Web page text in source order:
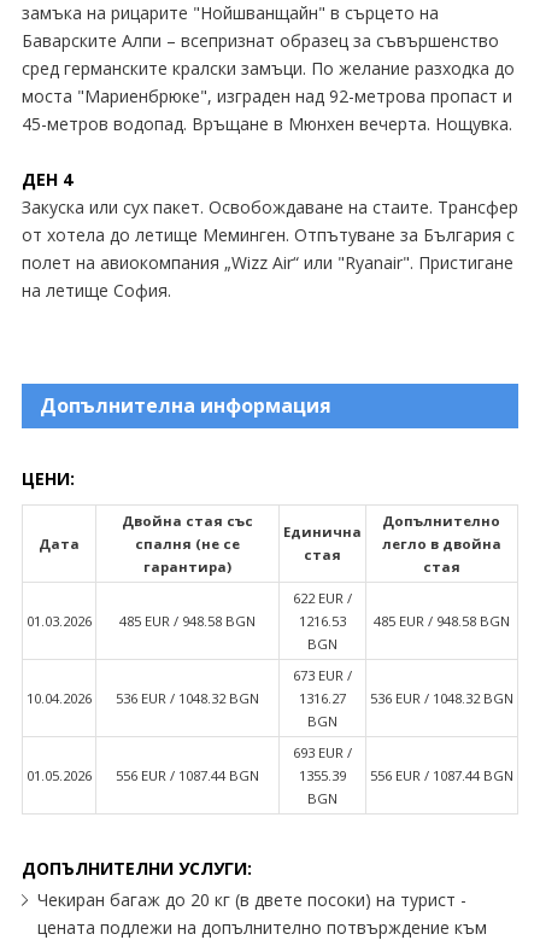
замъка на рицарите "Нойшванщайн" в сърцето на
Баварските Алпи – всепризнат образец за съвършенство
сред германските кралски замъци. По желание разходка до
моста "Мариенбрюке", изграден над 92-метрова пропаст и
45-метров водопад. Връщане в Мюнхен вечерта. Нощувка.
ДЕН 4
Закуска или сух пакет. Освобождаване на стаите. Tрансфер
от хотела до летище Меминген. Отпътуване за България с
полет на авиокомпания „Wizz Air“ или "Ryanair". Пристигане
на летище София.
Допълнителна информация
ЦЕНИ:
Дата
Двойна стая със
спалня (не се
гарантира)
Единична
стая
Допълнително
легло в двойна
стая
01.03.2026 485 EUR / 948.58 BGN
622 EUR /
1216.53
BGN
485 EUR / 948.58 BGN
10.04.2026 536 EUR / 1048.32 BGN
673 EUR /
1316.27
BGN
536 EUR / 1048.32 BGN
01.05.2026 556 EUR / 1087.44 BGN
693 EUR /
1355.39
BGN
556 EUR / 1087.44 BGN
ДОПЪЛНИТЕЛНИ УСЛУГИ:
Чекиран багаж до 20 кг (в двете посоки) на турист -
цената подлежи на допълнително потвърждение към